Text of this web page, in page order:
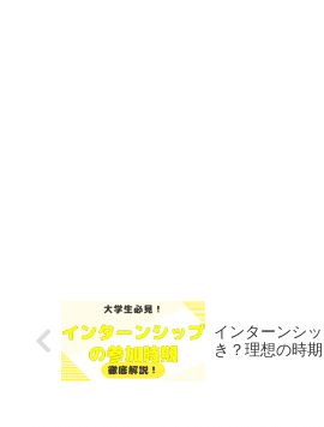
インターンシ
き？理想の時